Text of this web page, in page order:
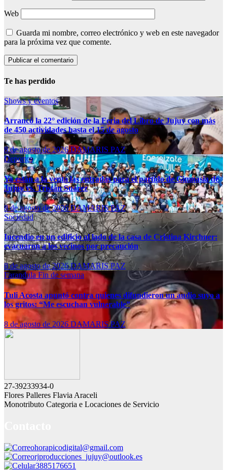
Web
Guarda mi nombre, correo electrónico y web en este navegador
para la próxima vez que comente.
Te has perdido
Shows y eventos
Arrancó la 22° edición de la Feria del Libro de Jujuy con más
de 450 actividades hasta el 15 de agosto
8 de agosto de 2026DAMARIS PAZ
Deportes
Ya están a la venta las entradas para el partido de Gimnasia de
Jujuy vs. Tristán Suárez
8 de agosto de 2026DAMARIS PAZ
Sociedad
Incendio en un edificio al lado de la casa de Cristina Kirchner:
evacuaron a los vecinos por precaución
8 de agosto de 2026DAMARIS PAZ
FarandulaFin de semana
Tuli Acosta apuntó contra quienes difundieron un audio suyo a
los gritos: “Me escuchan vulnerable”
8 de agosto de 2026 DAMARIS PAZ
27-39233934-0
Flores Palleres Flavia Araceli
Monotributo Categoria e Locaciones de Servicio
horapicodigital@gmail.com
rjproducciones_jujuy@outlook.es
3885176651